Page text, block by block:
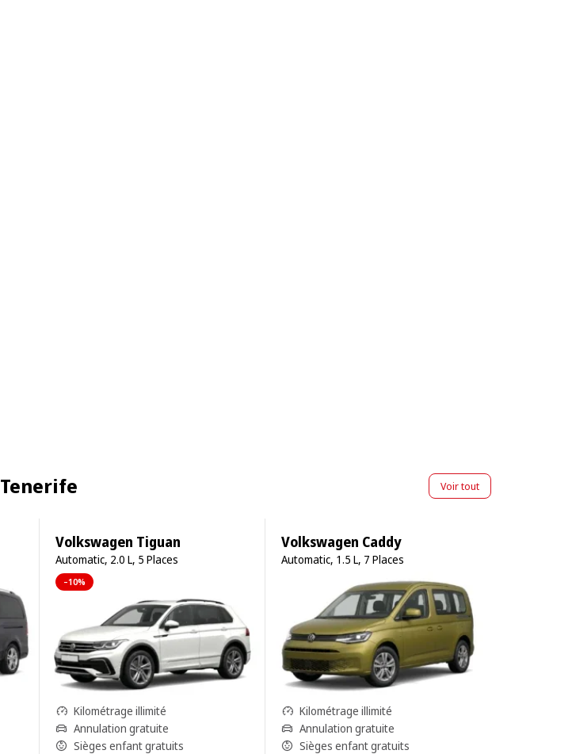
Voir tout
Volkswagen Tiguan
Automatic, 2.0 L, 5 Places
–10%
Kilométrage illimité
Annulation gratuite
Sièges enfant gratuits
Volkswagen Caddy
Automatic, 1.5 L, 7 Places
Kilométrage illimité
Annulation gratuite
Sièges enfant gratuits